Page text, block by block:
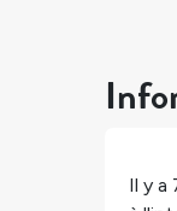
Il y a